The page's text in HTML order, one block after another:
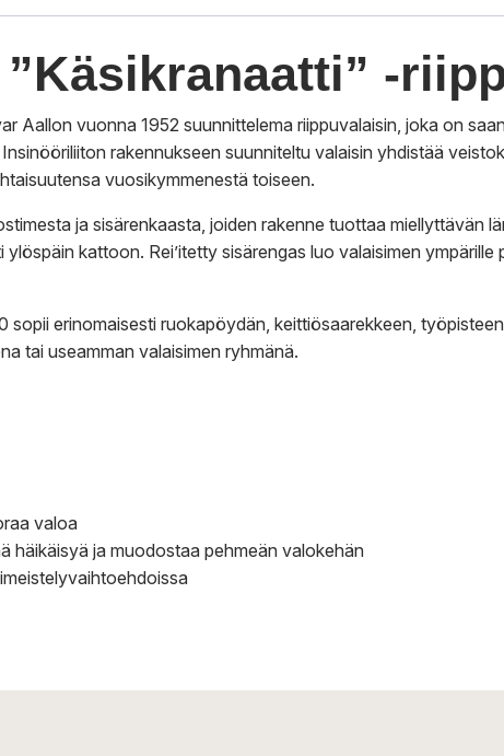
-
Aallon vuonna 1952 suunnittelema riippuvalaisin, joka on
rakennukseen suunniteltu valaisin yhdistää
vuosikymmenestä toiseen.
ja sisärenkaasta, joiden rakenne tuottaa miellyttävän
kattoon. Rei’itetty sisärengas luo valaisimen
sopii erinomaisesti ruokapöydän, keittiösaarekkeen,
tai useamman valaisimen ryhmänä.
valoa
häikäisyä ja muodostaa pehmeän valokehän